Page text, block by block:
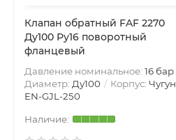
Клапан обратный FAF 2270
Ду100 Ру16 поворотный
фланцевый
Давление номинальное: 16 бар
Диаметр: Ду100 Корпус: Чугун
EN-GJL-250